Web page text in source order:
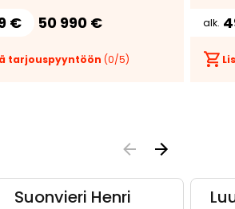
€ 50 990 €
tarjouspyyntöön (0/5)
alk.
Suonvieri Henri